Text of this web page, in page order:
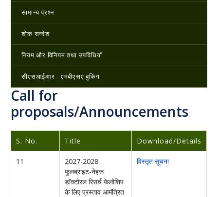
सामान्य प्रश्न
शोक सन्देश
नियम और विनियम तथा उपविधियाँ
सीएसआईआर - एमबीएसए बुकिंग
Call for
proposals/Announcements
S. No. Title Download/Details
11
2027-2028
फुलब्राइट-नेहरू
डॉक्टोरल रिसर्च फेलोशिप
के लिए प्रस्ताव आमंत्रित
विस्तृत सूचना